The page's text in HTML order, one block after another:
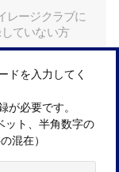
レージクラブに
ていない方
ドを入力してく
が必要です。
ット、半角数字の
混在）